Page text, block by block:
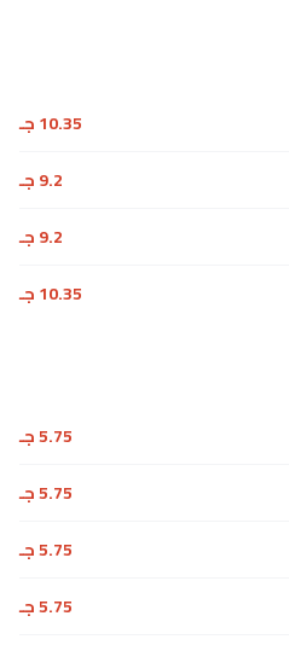
10.35 جـ
9.2 جـ
9.2 جـ
10.35 جـ
5.75 جـ
5.75 جـ
5.75 جـ
5.75 جـ